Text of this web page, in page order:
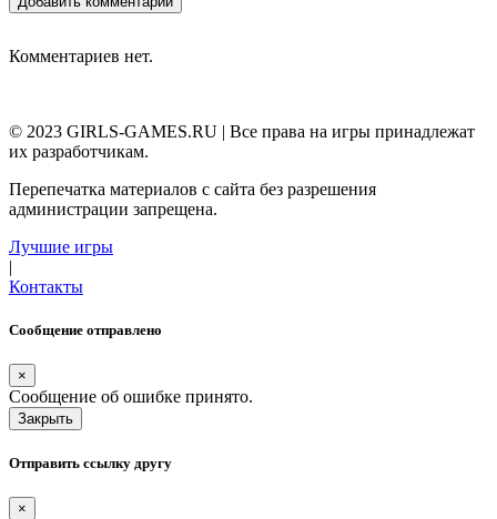
Комментариев нет.
© 2023 GIRLS-GAMES.RU | Все права на игры принадлежат
их разработчикам.
Перепечатка материалов с сайта без разрешения
администрации запрещена.
Лучшие игры
|
Контакты
Сообщение отправлено
×
Сообщение об ошибке принято.
Закрыть
Отправить ссылку другу
×